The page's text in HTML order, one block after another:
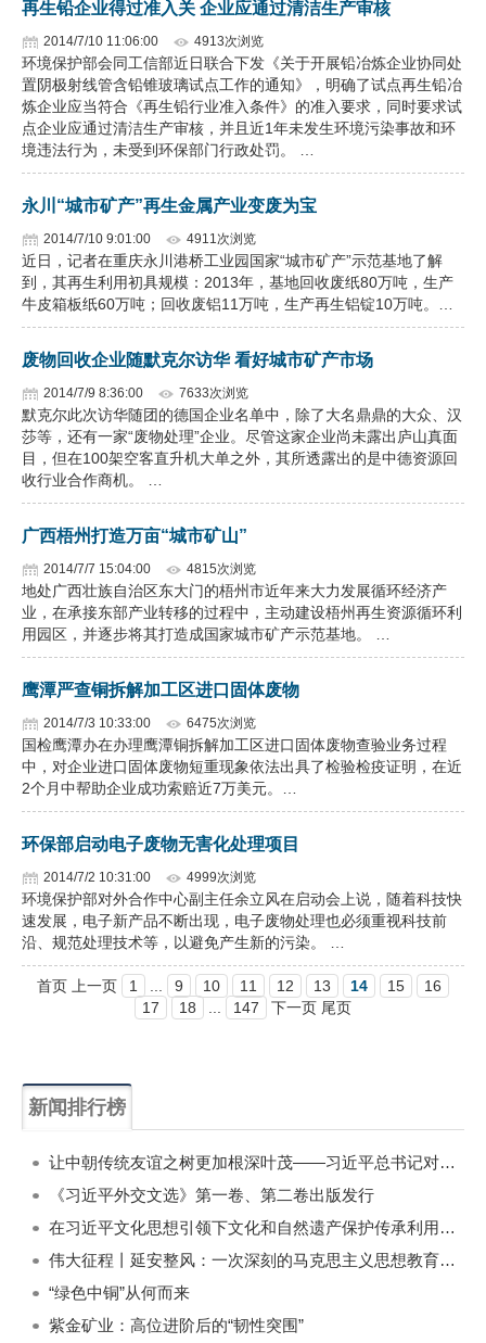
再生铅企业得过准入关 企业应通过清洁生产审核
2014/7/10 11:06:00 4913次浏览
环境保护部会同工信部近日联合下发《关于开展铅冶炼企业协同处
置阴极射线管含铅锥玻璃试点工作的通知》，明确了试点再生铅冶
炼企业应当符合《再生铅行业准入条件》的准入要求，同时要求试
点企业应通过清洁生产审核，并且近1年未发生环境污染事故和环
境违法行为，未受到环保部门行政处罚。 …
永川“城市矿产”再生金属产业变废为宝
2014/7/10 9:01:00 4911次浏览
近日，记者在重庆永川港桥工业园国家“城市矿产”示范基地了解
到，其再生利用初具规模：2013年，基地回收废纸80万吨，生产
牛皮箱板纸60万吨；回收废铝11万吨，生产再生铝锭10万吨。…
废物回收企业随默克尔访华 看好城市矿产市场
2014/7/9 8:36:00 7633次浏览
默克尔此次访华随团的德国企业名单中，除了大名鼎鼎的大众、汉
莎等，还有一家“废物处理”企业。尽管这家企业尚未露出庐山真面
目，但在100架空客直升机大单之外，其所透露出的是中德资源回
收行业合作商机。 …
广西梧州打造万亩“城市矿山”
2014/7/7 15:04:00 4815次浏览
地处广西壮族自治区东大门的梧州市近年来大力发展循环经济产
业，在承接东部产业转移的过程中，主动建设梧州再生资源循环利
用园区，并逐步将其打造成国家城市矿产示范基地。 …
鹰潭严查铜拆解加工区进口固体废物
2014/7/3 10:33:00 6475次浏览
国检鹰潭办在办理鹰潭铜拆解加工区进口固体废物查验业务过程
中，对企业进口固体废物短重现象依法出具了检验检疫证明，在近
2个月中帮助企业成功索赔近7万美元。…
环保部启动电子废物无害化处理项目
2014/7/2 10:31:00 4999次浏览
环境保护部对外合作中心副主任余立风在启动会上说，随着科技快
速发展，电子新产品不断出现，电子废物处理也必须重视科技前
沿、规范处理技术等，以避免产生新的污染。 …
首页 上一页 1 9 10 11 12 13 14 15
16
17
18 147 下一页 尾页
新闻排行榜
让中朝传统友谊之树更加根深叶茂——习近平总书记对朝鲜进行国事访问纪实
《习近平外交文选》第一卷、第二卷出版发行
在习近平文化思想引领下文化和自然遗产保护传承利用工作开创新局面
伟大征程丨延安整风：一次深刻的马克思主义思想教育运动
“绿色中铜”从何而来
紫金矿业：高位进阶后的“韧性突围”